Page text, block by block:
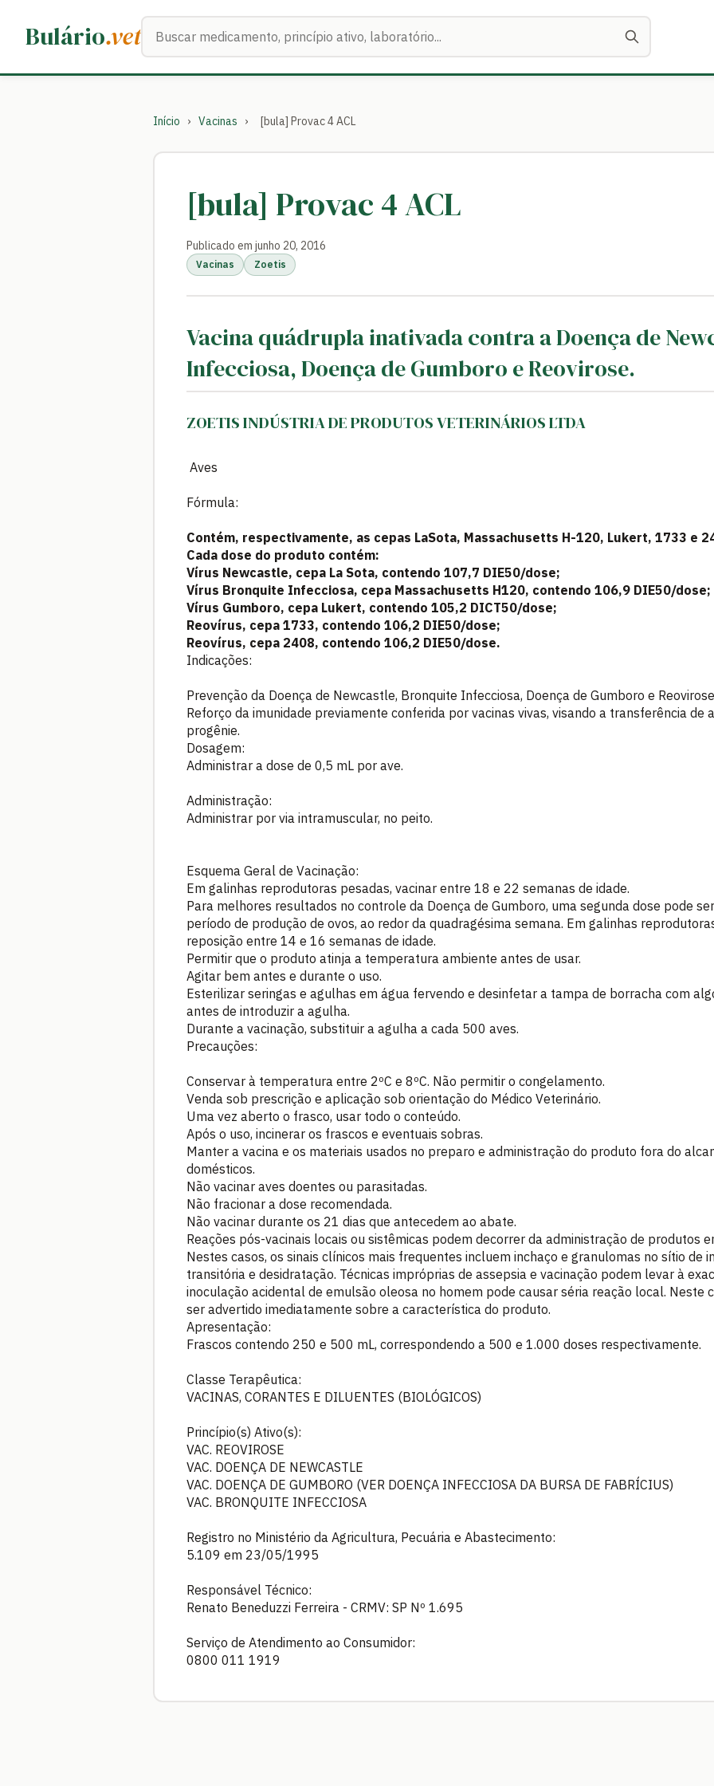
Bulário.vetBuscar medicamentos
Início › Vacinas › [bula] Provac 4 ACL
[bula] Provac 4 ACL
Publicado em junho 20, 2016
Vacinas Zoetis
Vacina quádrupla inativada contra a Doença de
Infecciosa, Doença de Gumboro e Reovirose.
ZOETIS INDÚSTRIA DE PRODUTOS VETERINÁRIOS LTDA
Aves
Fórmula:
Contém, respectivamente, as cepas LaSota, Massachusetts H-120, Lukert, 1733 e
Cada dose do produto contém:
Vírus Newcastle, cepa La Sota, contendo 107,7 DIE50/dose;
Vírus Bronquite Infecciosa, cepa Massachusetts H120, contendo 106,9 DIE50/dose;
Vírus Gumboro, cepa Lukert, contendo 105,2 DICT50/dose;
Reovírus, cepa 1733, contendo 106,2 DIE50/dose;
Reovírus, cepa 2408, contendo 106,2 DIE50/dose.
Indicações:
Prevenção da Doença de Newcastle, Bronquite Infecciosa, Doença de Gumboro e
Reforço da imunidade previamente conferida por vacinas vivas, visando a transferência de
progênie.
Dosagem:
Administrar a dose de 0,5 mL por ave.
Administração:
Administrar por via intramuscular, no peito.
Esquema Geral de Vacinação:
Em galinhas reprodutoras pesadas, vacinar entre 18 e 22 semanas de idade.
Para melhores resultados no controle da Doença de Gumboro, uma segunda dose pode
período de produção de ovos, ao redor da quadragésima semana. Em galinhas
reposição entre 14 e 16 semanas de idade.
Permitir que o produto atinja a temperatura ambiente antes de usar.
Agitar bem antes e durante o uso.
Esterilizar seringas e agulhas em água fervendo e desinfetar a tampa de borracha com
antes de introduzir a agulha.
Durante a vacinação, substituir a agulha a cada 500 aves.
Precauções:
Conservar à temperatura entre 2ºC e 8ºC. Não permitir o congelamento.
Venda sob prescrição e aplicação sob orientação do Médico Veterinário.
Uma vez aberto o frasco, usar todo o conteúdo.
Após o uso, incinerar os frascos e eventuais sobras.
Manter a vacina e os materiais usados no preparo e administração do produto fora do
domésticos.
Não vacinar aves doentes ou parasitadas.
Não fracionar a dose recomendada.
Não vacinar durante os 21 dias que antecedem ao abate.
Reações pós-vacinais locais ou sistêmicas podem decorrer da administração de produtos
Nestes casos, os sinais clínicos mais frequentes incluem inchaço e granulomas no sítio de
transitória e desidratação. Técnicas impróprias de assepsia e vacinação podem levar à
inoculação acidental de emulsão oleosa no homem pode causar séria reação local. Neste
ser advertido imediatamente sobre a característica do produto.
Apresentação:
Frascos contendo 250 e 500 mL, correspondendo a 500 e 1.000 doses respectivamente.
Classe Terapêutica:
VACINAS, CORANTES E DILUENTES (BIOLÓGICOS)
Princípio(s) Ativo(s):
VAC. REOVIROSE
VAC. DOENÇA DE NEWCASTLE
VAC. DOENÇA DE GUMBORO (VER DOENÇA INFECCIOSA DA BURSA DE FABRÍCIUS)
VAC. BRONQUITE INFECCIOSA
Registro no Ministério da Agricultura, Pecuária e Abastecimento:
5.109 em 23/05/1995
Responsável Técnico:
Renato Beneduzzi Ferreira - CRMV: SP Nº 1.695
Serviço de Atendimento ao Consumidor:
0800 011 1919